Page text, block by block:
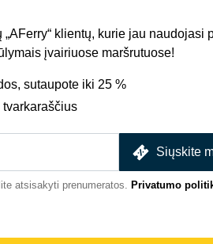
klientų, kurie jau naudojasi
įvairiuose maršrutuose!
sutaupote iki 25 %
Siųskite
atsisakyti prenumeratos. Privatumo